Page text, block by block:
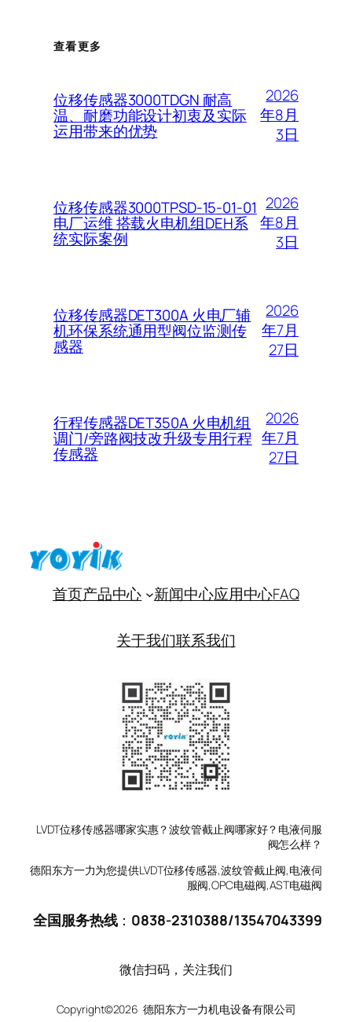
查看更多
位移传感器3000TDGN 耐高
温、耐磨功能设计初衷及实际
运用带来的优势
2026
年8月
3日
位移传感器3000TPSD-15-01-01
电厂运维 搭载火电机组DEH系
统实际案例
2026
年8月
3日
位移传感器DET300A 火电厂辅
机环保系统通用型阀位监测传
感器
2026
年7月
27日
行程传感器DET350A 火电机组
调门/旁路阀技改升级专用行程
传感器
2026
年7月
27日
首页产品中心 新闻中心应用中心FAQ
关于我们联系我们
LVDT位移传感器哪家实惠？波纹管截止阀哪家好？电液伺服
阀怎么样？
德阳东方一力为您提供LVDT位移传感器,波纹管截止阀,电液伺
服阀,OPC电磁阀,AST电磁阀
全国服务热线： 0838-2310388/13547043399
微信扫码，关注我们
Copyright©2026 德阳东方一力机电设备有限公司